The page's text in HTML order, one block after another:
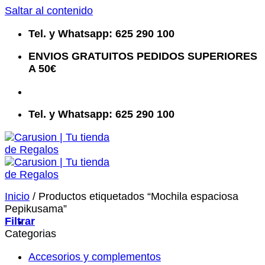
Saltar al contenido
Tel. y Whatsapp: 625 290 100
ENVIOS GRATUITOS PEDIDOS SUPERIORES
A 50€
Tel. y Whatsapp: 625 290 100
Inicio / Productos etiquetados “Mochila espaciosa
Pepikusama”
Filtrar
Categorias
Accesorios y complementos